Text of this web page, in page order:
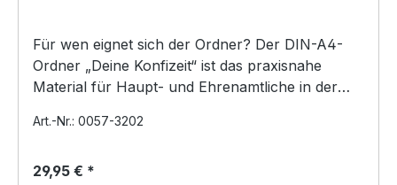
Für wen eignet sich der Ordner? Der DIN-A4-
Ordner „Deine Konfizeit“ ist das praxisnahe
Material für Haupt- und Ehrenamtliche in der
Art.-Nr.: 0057-3202
29,95 € *